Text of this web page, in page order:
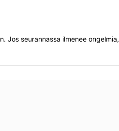
Jos seurannassa ilmenee